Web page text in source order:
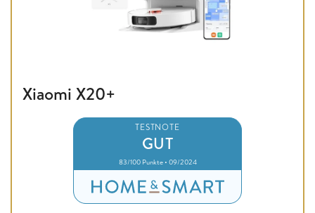
Xiaomi X20+
TESTNOTE
GUT
83/100 Punkte • 09/2024